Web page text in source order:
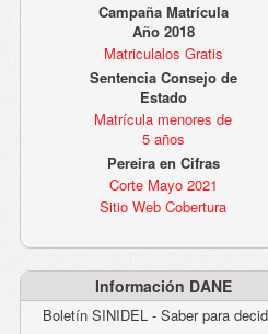
Campaña Matrícula
Año 2018
Matriculalos Gratis
Sentencia Consejo de
Estado
Matrícula menores de
5 años
Pereira en Cifras
Corte Mayo 2021
Sitio Web Cobertura
Información DANE
Boletín SINIDEL - Saber para